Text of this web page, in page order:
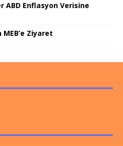
ABD Enflasyon Verisine
Ziyaret